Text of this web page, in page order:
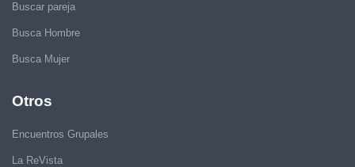
Buscar pareja
Busca Hombre
Busca Mujer
Otros
Encuentros Grupales
La ReVista